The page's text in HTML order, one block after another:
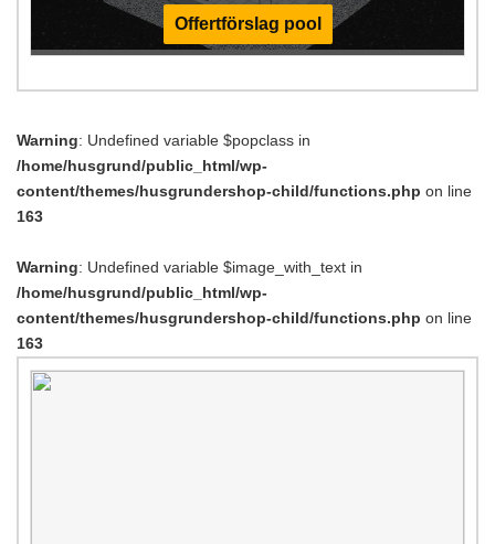
Offertförslag pool
Warning: Undefined variable $popclass in
/home/husgrund/public_html/wp-
content/themes/husgrundershop-child/functions.php on line
163
Warning: Undefined variable $image_with_text in
/home/husgrund/public_html/wp-
content/themes/husgrundershop-child/functions.php on line
163